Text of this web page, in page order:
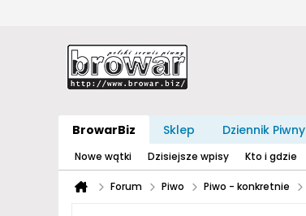
BrowarBiz Sklep Dziennik Piwny
Nowe wątki Dzisiejsze wpisy Kto i gdzie
Forum Piwo Piwo - konkretnie